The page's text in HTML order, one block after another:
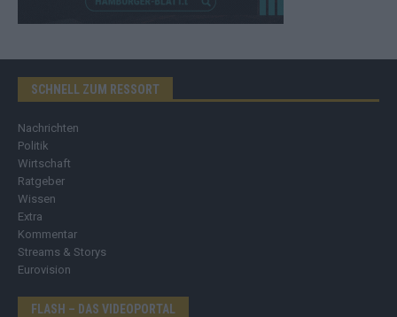
SCHNELL ZUM RESSORT
Nachrichten
Politik
Wirtschaft
Ratgeber
Wissen
Extra
Kommentar
Streams & Storys
Eurovision
FLASH – DAS VIDEOPORTAL